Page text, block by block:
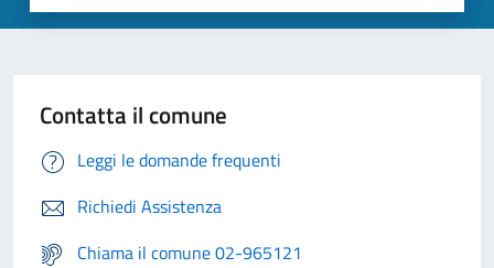
Contatta il comune
Leggi le domande frequenti
Richiedi Assistenza
Chiama il comune 02-965121